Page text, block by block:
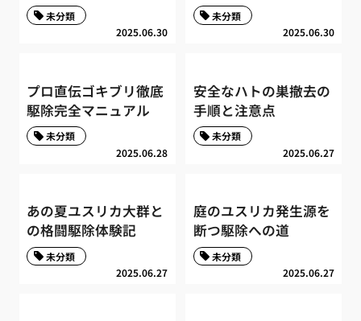
2025.06.30
未分類
2025.06.30
未分類
プロ直伝ゴキブリ徹底
駆除完全マニュアル
2025.06.28
未分類
安全なハトの巣撤去の
手順と注意点
2025.06.27
未分類
あの夏ユスリカ大群と
の格闘駆除体験記
2025.06.27
未分類
庭のユスリカ発生源を
断つ駆除への道
2025.06.27
未分類